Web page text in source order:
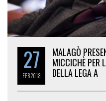
27
FEB2018
MALAGÒ
MICCICHÈ PER
DELLA LEGA A